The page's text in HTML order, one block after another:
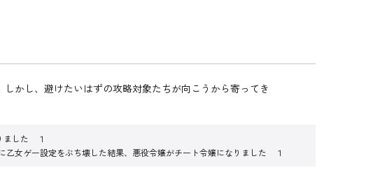
かし、避けたいはずの攻略対象たちが向こうから寄ってき
ました １
乙女ゲー設定をぶち壊した結果、悪役令嬢がチート令嬢になりました １